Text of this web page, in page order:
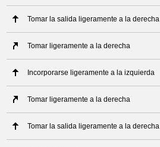
Tomar la salida ligeramente a la derecha
Tomar ligeramente a la derecha
Incorporarse ligeramente a la izquierda
Tomar ligeramente a la derecha
Tomar la salida ligeramente a la derecha